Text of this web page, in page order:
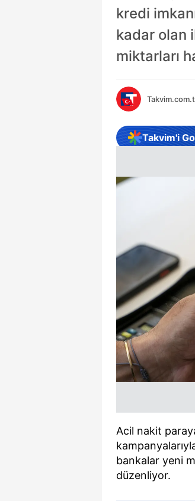
kredi
kadar olan
miktarları
Takvim'i
Acil nakit
bankalar yeni
düzenliyor.